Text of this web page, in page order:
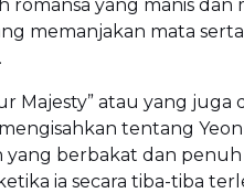
romansa yang manis
memanjakan mata
Majesty” atau yang juga
tentang
yang berbakat dan
ia secara tiba-tiba